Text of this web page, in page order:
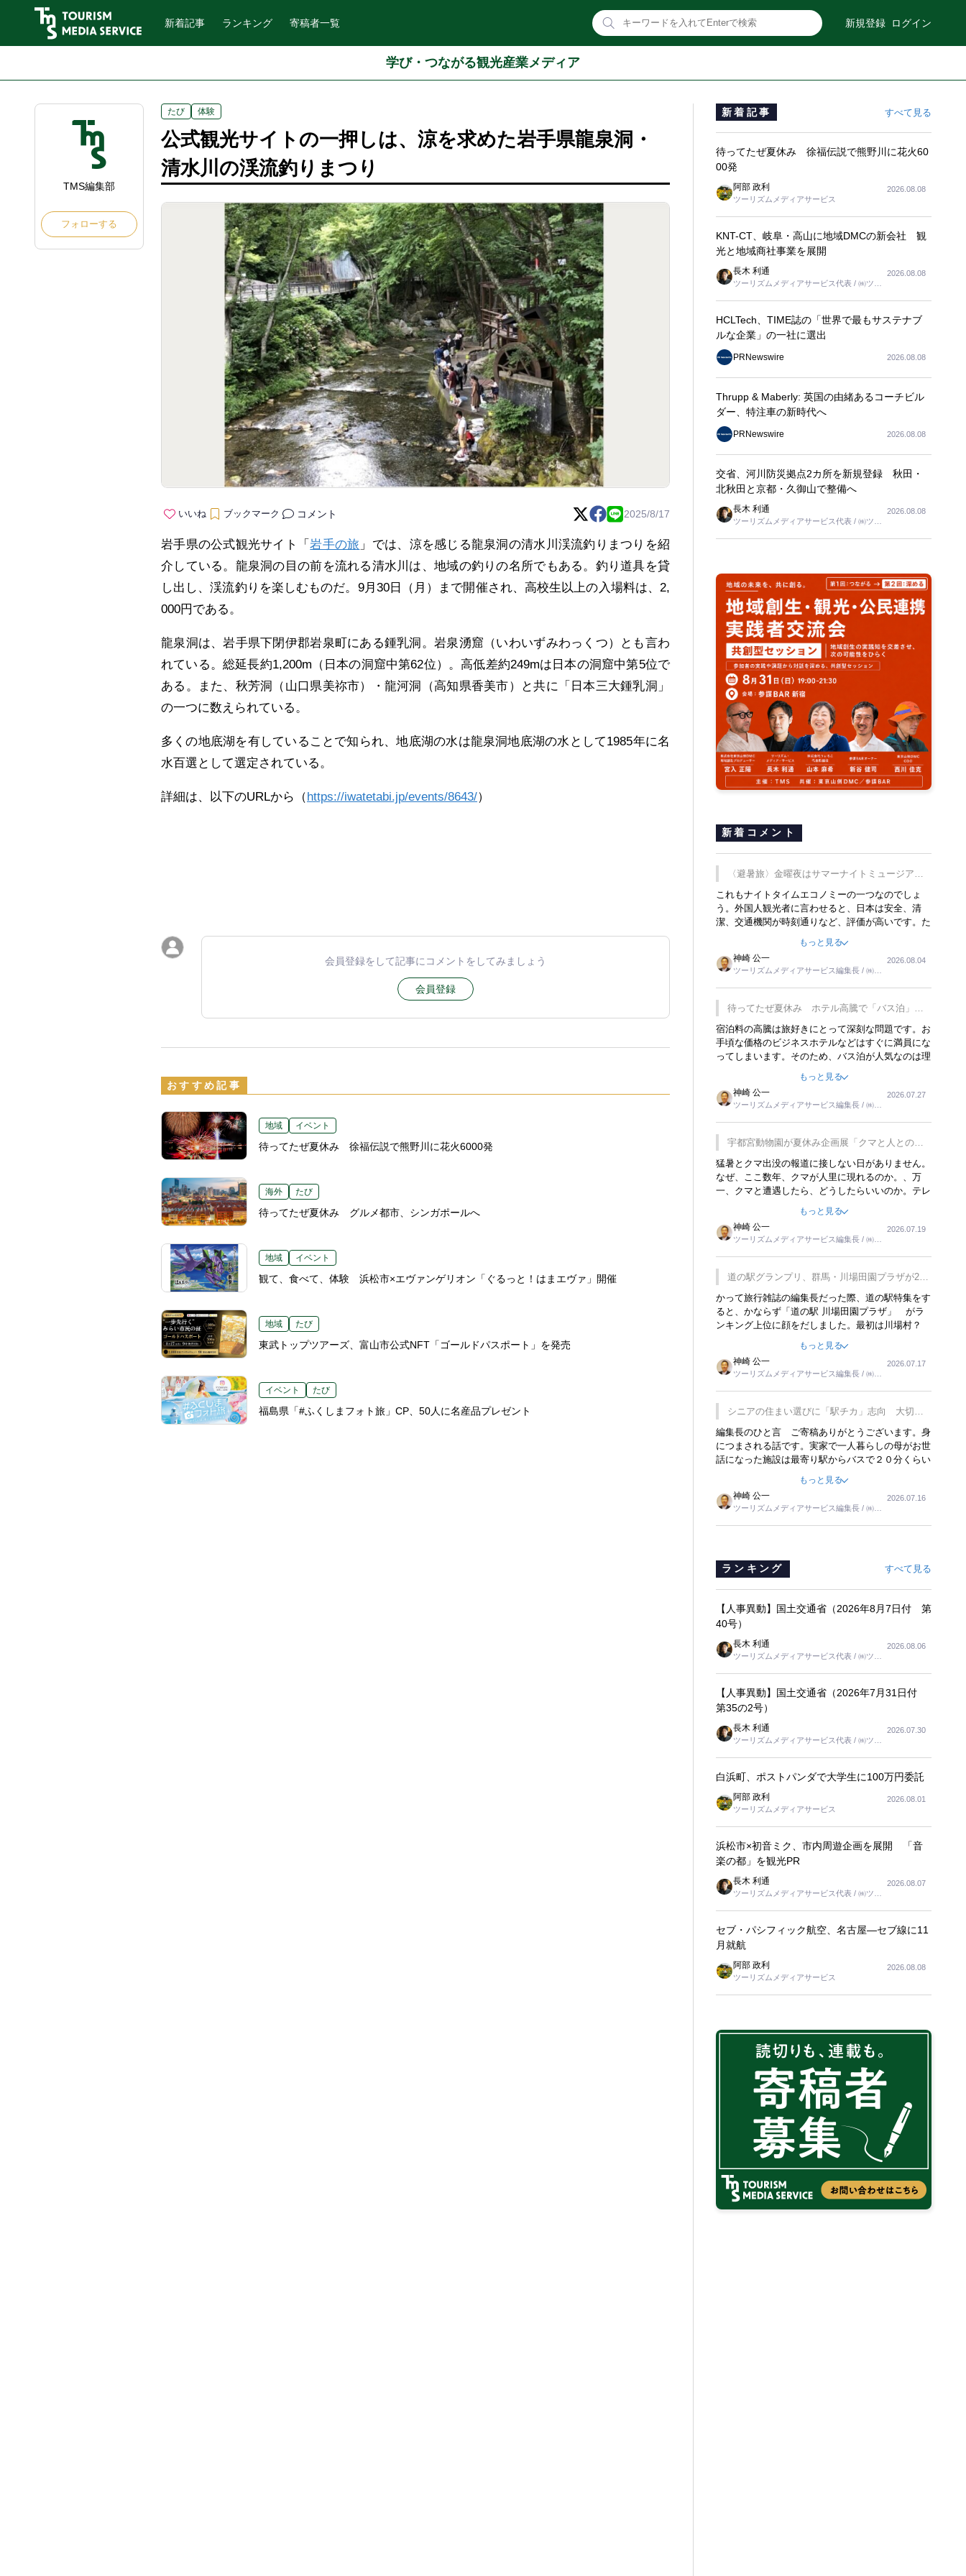
新着記事 ランキング 寄稿者一覧 新規登録 ログイン
学び・つながる観光産業メディア
TMS編集部
フォローする
たび 体験
公式観光サイトの一押しは、涼を求めた岩手県龍泉洞・
清水川の渓流釣りまつり
いいね ブックマーク コメント 2025/8/17
岩手県の公式観光サイト「岩手の旅 」では、涼を感じる龍泉洞の清水川渓流釣りまつりを紹
介している。龍泉洞の目の前を流れる清水川は、地域の釣りの名所でもある。釣り道具を貸
し出し、渓流釣りを楽しむものだ。9月30日（月）まで開催され、高校生以上の入場料は、2,
000円である。
龍泉洞は、岩手県下閉伊郡岩泉町にある鍾乳洞。岩泉湧窟（いわいずみわっくつ）とも言わ
れている。総延長約1,200m（日本の洞窟中第62位）。高低差約249mは日本の洞窟中第5位で
ある。また、秋芳洞（山口県美祢市）・龍河洞（高知県香美市）と共に「日本三大鍾乳洞」
の一つに数えられている。
多くの地底湖を有していることで知られ、地底湖の水は龍泉洞地底湖の水として1985年に名
水百選として選定されている。
詳細は、以下のURLから（ https://iwatetabi.jp/events/8643/）
会員登録をして記事にコメントをしてみましょう
会員登録
おすすめ記事
地域 イベント
待ってたぜ夏休み 徐福伝説で熊野川に花火6000発
海外 たび
待ってたぜ夏休み グルメ都市、シンガポールへ
地域 イベント
観て、食べて、体験 浜松市×エヴァンゲリオン「ぐるっと！はまエヴァ」開催
地域 たび
東武トップツアーズ、富山市公式NFT「ゴールドパスポート」を発売
イベント たび
福島県「#ふくしまフォト旅」CP、50人に名産品プレゼント
新着記事 すべて見る
待ってたぜ夏休み 徐福伝説で熊野川に花火60
00発
阿部 政利
ツーリズムメディアサービス
2026.08.08
KNT-CT、岐阜・高山に地域DMCの新会社 観
光と地域商社事業を展開
長木 利通
ツーリズムメディアサービス代表 / ㈱ツー
2026.08.08
HCLTech、TIME誌の「世界で最もサステナブ
ルな企業」の一社に選出
PRNewswire 2026.08.08
Thrupp & Maberly: 英国の由緒あるコーチビル
ダー、特注車の新時代へ
PRNewswire 2026.08.08
交省、河川防災拠点2カ所を新規登録 秋田・
北秋田と京都・久御山で整備へ
長木 利通
ツーリズムメディアサービス代表 / ㈱ツー
2026.08.08
新着コメント
〈避暑旅〉金曜夜はサマーナイトミュージア
ム、都立6施設で
これもナイトタイムエコノミーの一つなのでしょ
う。外国人観光者に言わせると、日本は安全、清
潔、交通機関が時刻通りなど、評価が高いです。た
す。そのような意味で、金曜夜にこのようなイベン
トが行われれば、日本人に限らず外国人にとっても
楽しみが増えるでしょうね。
もっと見る
神崎 公一
ツーリズムメディアサービス編集長 / ㈱ツ
2026.08.04
待ってたぜ夏休み ホテル高騰で「バス泊」人
気
宿泊料の高騰は旅好きにとって深刻な問題です。お
手頃な価格のビジネスホテルなどはすぐに満員にな
ってしまいます。そのため、バス泊が人気なのは理
行をした時は、移動はグレイハウンドバスでした。
夕方から夜の便を利用してホテル代を浮かせていま
した。ただし、若いからできたことです。若い人が
夜行バスで京都に行った、青森に行ったと聞くと、
疲れが残らないのかなと思ってしまいます。
もっと見る
神崎 公一
ツーリズムメディアサービス編集長 / ㈱ツ
2026.07.27
宇都宮動物園が夏休み企画展「クマと人との距
離」を7月20日から開催
猛暑とクマ出没の報道に接しない日がありません。
なぜ、ここ数年、クマが人里に現れるのか。、万
一、クマと遭遇したら、どうしたらいいのか。テレ
るなんてことは、冗談でもいえません。そんな中
で、この企画展はタイムリーですね。
もっと見る
神崎 公一
ツーリズムメディアサービス編集長 / ㈱ツ
2026.07.19
道の駅グランプリ、群馬・川場田園プラザが2連
覇
かって旅行雑誌の編集長だった際、道の駅特集をす
ると、かならず「道の駅 川場田園プラザ」 がラ
ンキング上位に顔をだしました。最初は川場村？
れ永井 彰一社長にインタビューしたら、興味深い
話が次々が飛び出しました。プレゼンも巧みで、今
でも思い出すことが２つあります。一つは、従業員
に東京ディズニーランドを見学させ、サービス業、
接客業の何かを理解してもらっていることです。
もう一つは1800円もするプレミアムヨーグルトを
販売するにあたり、社内に懸念もあったそうです。
永井社長は、駐車場に都内ナンバーの高級外車が停
まっていることに目をつけ、高級商品でも売れると
確信したそうです。今回の記事を懐かしく読みまし
もっと見る
神崎 公一
ツーリズムメディアサービス編集長 / ㈱ツ
2026.07.17
シニアの住まい選びに「駅チカ」志向 大切な
のは出かけたくなる暮らし
編集長のひと言 ご寄稿ありがとうございます。身
につまされる話です。実家で一人暮らしの母がお世
話になった施設は最寄り駅からバスで２０分くらい
りました。母の住まいから近いという理由で、その
施設を選択したのですが、私と妹にとっては、半日
仕事ででした。シニアの住まい選びは、当人だけで
はなく、世話をする家族の足の便も考えない外池な
もっと見る
神崎 公一
ツーリズムメディアサービス編集長 / ㈱ツ
2026.07.16
ランキング すべて見る
【人事異動】国土交通省（2026年8月7日付 第
40号）
長木 利通
ツーリズムメディアサービス代表 / ㈱ツー
2026.08.06
【人事異動】国土交通省（2026年7月31日付
第35の2号）
長木 利通
ツーリズムメディアサービス代表 / ㈱ツー
2026.07.30
白浜町、ポストパンダで大学生に100万円委託
阿部 政利
ツーリズムメディアサービス
2026.08.01
浜松市×初音ミク、市内周遊企画を展開 「音
楽の都」を観光PR
長木 利通
ツーリズムメディアサービス代表 / ㈱ツー
2026.08.07
セブ・パシフィック航空、名古屋―セブ線に11
月就航
阿部 政利
ツーリズムメディアサービス
2026.08.08